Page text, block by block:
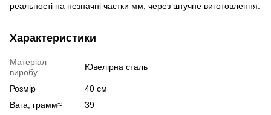
реальності на незначні частки мм, через штучне виготовлення.
Характеристики
Матеріал
виробу
Ювелірна сталь
Розмір
40 см
Вага, грамм≈
39